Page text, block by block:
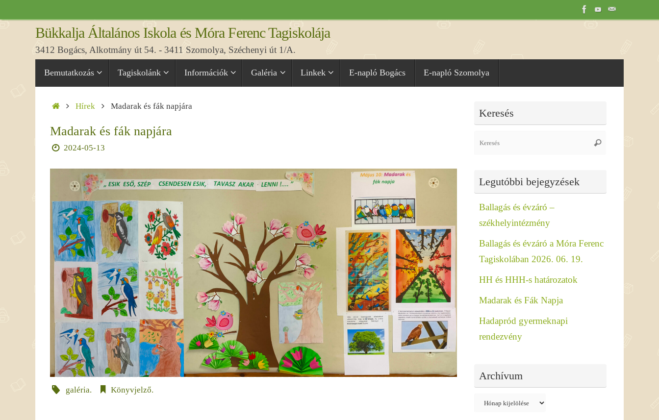
a
tartalomraBükkalja Általános Iskola és Móra Ferenc Tagiskolája
3412 Bogács, Alkotmány út 54. - 3411 Szomolya, Széchenyi út 1/A.
Bemutatkozás Tagiskolánk Információk Galéria Linkek E-napló Bogács E-napló Szomolya
HomeHírek Madarak és fák napjára
Madarak és fák napjára
2024-05-13
galéria. Könyvjelző.
Keresés
Keresés
Legutóbbi bejegyzések
Ballagás és évzáró –
székhelyintézmény
Ballagás és évzáró a Móra Ferenc
Tagiskolában 2026. 06. 19.
HH és HHH-s határozatok
Madarak és Fák Napja
Hadapród gyermeknapi
rendezvény
Archívum
Archívum